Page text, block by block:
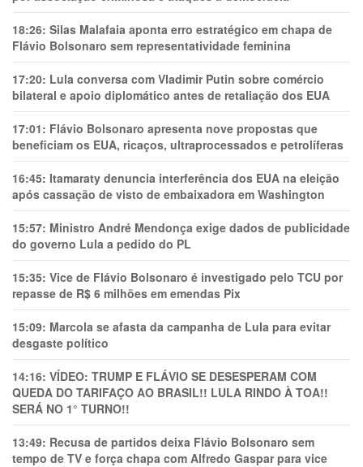
18:26: Silas Malafaia aponta erro estratégico em chapa de
Flávio Bolsonaro sem representatividade feminina
17:20: Lula conversa com Vladimir Putin sobre comércio
bilateral e apoio diplomático antes de retaliação dos EUA
17:01: Flávio Bolsonaro apresenta nove propostas que
beneficiam os EUA, ricaços, ultraprocessados e petrolíferas
16:45: Itamaraty denuncia interferência dos EUA na eleição
após cassação de visto de embaixadora em Washington
15:57: Ministro André Mendonça exige dados de publicidade
do governo Lula a pedido do PL
15:35: Vice de Flávio Bolsonaro é investigado pelo TCU por
repasse de R$ 6 milhões em emendas Pix
15:09: Marcola se afasta da campanha de Lula para evitar
desgaste político
14:16: VÍDEO: TRUMP E FLÁVIO SE DESESPERAM COM
QUEDA DO TARIFAÇO AO BRASIL!! LULA RINDO À TOA!!
SERÁ NO 1° TURNO!!
13:49: Recusa de partidos deixa Flávio Bolsonaro sem
tempo de TV e força chapa com Alfredo Gaspar para vice